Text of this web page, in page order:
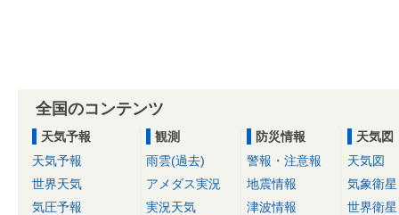
全国のコンテンツ
天気予報
天気予報
世界天気
気圧予報
観測
雨雲(過去)
アメダス実況
実況天気
防災情報
警報・注意報
地震情報
津波情報
天気図
天気図
気象衛星
世界衛星